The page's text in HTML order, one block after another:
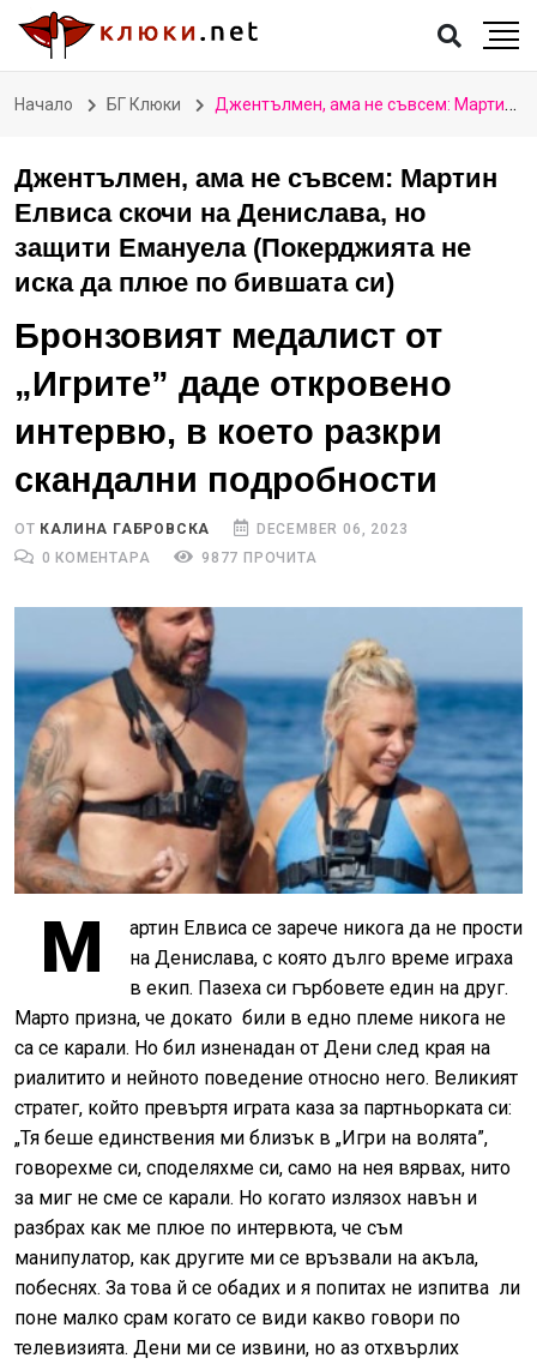
Начало БГ Клюки Джентълмен, ама не съвсем: Мартин Елвиса скочи на Денислава, но защити Емануела (Покерджията не иска да плюе по бившата си)
Джентълмен, ама не съвсем: Мартин
Елвиса скочи на Денислава, но
защити Емануела (Покерджията не
иска да плюе по бившата си)
Бронзовият медалист от
„Игрите” даде откровено
интервю, в което разкри
скандални подробности
ОТ КАЛИНА ГАБРОВСКА
DECEMBER 06, 2023
0 КОМЕНТАРА
9877 ПРОЧИТА
М
артин Елвиса се зарече никога да не прости
на Денислава, с която дълго време играха
в екип. Пазеха си гърбовете един на друг.
Марто призна, че докато били в едно племе никога не
са се карали. Но бил изненадан от Дени след края на
риалитито и нейното поведение относно него. Великият
стратег, който превъртя играта каза за партньорката си:
„Тя беше единствения ми близък в „Игри на волята”,
говорехме си, споделяхме си, само на нея вярвах, нито
за миг не сме се карали. Но когато излязох навън и
разбрах как ме плюе по интервюта, че съм
манипулатор, как другите ми се връзвали на акъла,
побеснях. За това й се обадих и я попитах не изпитва ли
поне малко срам когато се види какво говори по
телевизията. Дени ми се извини, но аз отхвърлих